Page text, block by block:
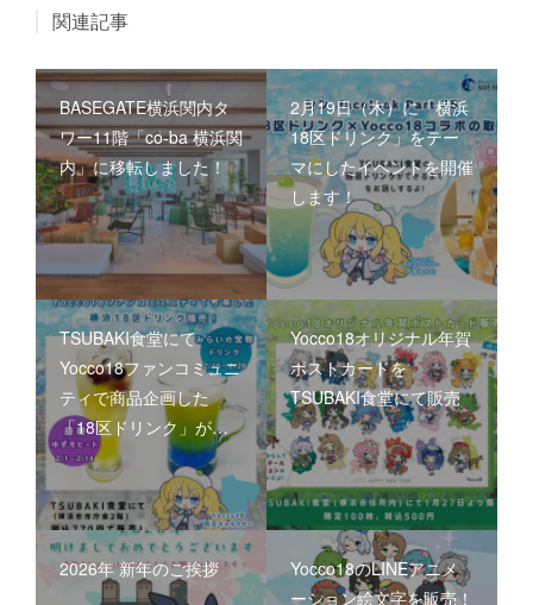
関連記事
BASEGATE横浜関内タ
ワー11階「co-ba 横浜関
内」に移転しました！
2月19日（木）に「横浜
18区ドリンク」をテー
マにしたイベントを開催
します！
TSUBAKI食堂にて
Yocco18ファンコミュニ
ティで商品企画した
「18区ドリンク」が…
Yocco18オリジナル年賀
ポストカードを
TSUBAKI食堂にて販売
2026年 新年のご挨拶
Yocco18のLINEアニメ
ーション絵文字を販売！